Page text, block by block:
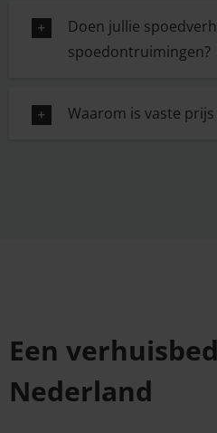
Doen jullie
spoedontruimingen?
Waarom is vaste
Een
Nederland